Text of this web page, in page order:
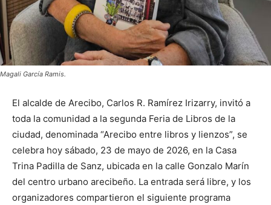
Magali García Ramis.
El alcalde de Arecibo, Carlos R. Ramírez Irizarry, invitó a
toda la comunidad a la segunda Feria de Libros de la
ciudad, denominada “Arecibo entre libros y lienzos”, se
celebra hoy sábado, 23 de mayo de 2026, en la Casa
Trina Padilla de Sanz, ubicada en la calle Gonzalo Marín
del centro urbano arecibeño. La entrada será libre, y los
organizadores compartieron el siguiente programa